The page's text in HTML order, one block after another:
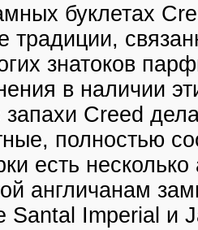
буклетах
знатоков
в наличии
Creed
полностью
есть
англичанам
Santal Imperial и